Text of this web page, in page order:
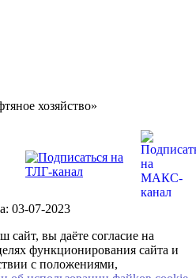
хозяйство»
03-07-2023
сайт, вы даёте согласие на
функционирования сайта и
с положениями,